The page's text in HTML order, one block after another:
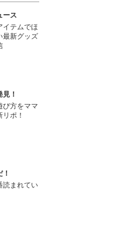
ース
イテムでほ
最新グッズ
！
び方をママ
ポ！
読まれてい